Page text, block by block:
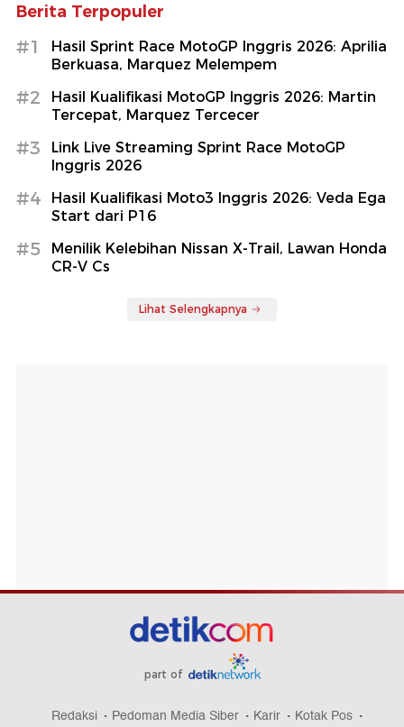
Berita Terpopuler
#1
Hasil Sprint Race MotoGP Inggris 2026: Aprilia
Berkuasa, Marquez Melempem
#2
Hasil Kualifikasi MotoGP Inggris 2026: Martin
Tercepat, Marquez Tercecer
#3
Link Live Streaming Sprint Race MotoGP
Inggris 2026
#4
Hasil Kualifikasi Moto3 Inggris 2026: Veda Ega
Start dari P16
#5
Menilik Kelebihan Nissan X-Trail, Lawan Honda
CR-V Cs
Lihat Selengkapnya
part of
Redaksi Pedoman Media Siber Karir Kotak Pos